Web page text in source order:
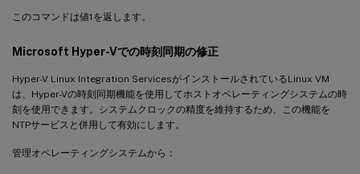
このコマンドは値1を返します。
Microsoft Hyper-Vでの時刻同期の修正
Hyper-V Linux Integration ServicesがインストールされているLinux VM
は、Hyper-Vの時刻同期機能を使用してホストオペレーティングシステムの時
刻を使用できます。システムクロックの精度を維持するため、この機能を
NTPサービスと併用して有効にします。
管理オペレーティングシステムから：